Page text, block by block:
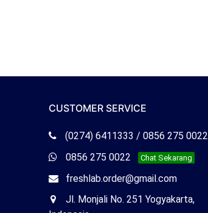
CUSTOMER SERVICE
Telepon
Freshlab
(0274) 6411333 / 0856 275 0022
Whatsapp
Freshlab
0856 275 0022 Chat Sekarang
Email
Freshlab
freshlab.order@gmail.com
OfficeJl. Monjali No. 251 Yogyakarta,